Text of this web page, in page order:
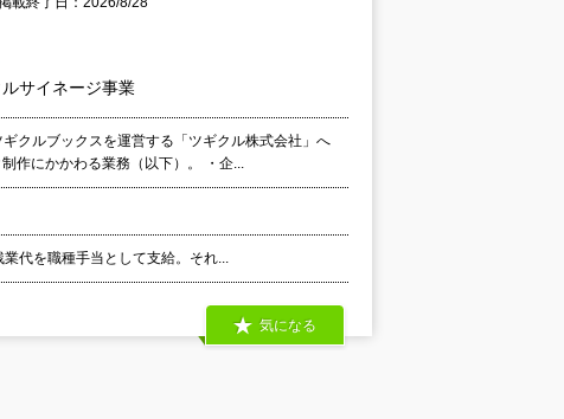
サイネージ事業
クルブックスを運営する「ツギクル株式会社」へ
作にかかわる業務（以下）。 ・企...
代を職種手当として支給。それ...
気になる